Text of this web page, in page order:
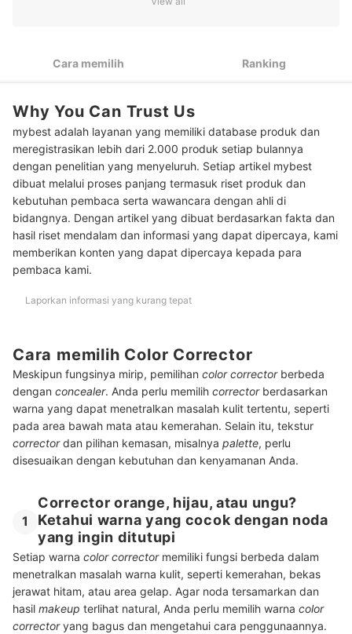
aplikasi; pertimbangkan tekstur cream atau stick jika mencari
Apa bedanya color corrector dan concealer?
Baca juga rekomendasi produk makeup untuk menyamarkan
masalah kulit lainnya di sini
Cara memilih Ranking
Why You Can Trust Us
mybest adalah layanan yang memiliki database produk dan
meregistrasikan lebih dari 2.000 produk setiap bulannya
dengan penelitian yang menyeluruh. Setiap artikel mybest
dibuat melalui proses panjang termasuk riset produk dan
kebutuhan pembaca serta wawancara dengan ahli di
bidangnya. Dengan artikel yang dibuat berdasarkan fakta dan
hasil riset mendalam dan informasi yang dapat dipercaya, kami
memberikan konten yang dapat dipercaya kepada para
pembaca kami.
Laporkan informasi yang kurang tepat
Cara memilih Color Corrector
Meskipun fungsinya mirip, pemilihan color correctorberbeda
dengan concealer. Anda perlu memilih correctorberdasarkan
warna yang dapat menetralkan masalah kulit tertentu, seperti
pada area bawah mata atau kemerahan. Selain itu, tekstur
correctordan pilihan kemasan, misalnya palette, perlu
disesuaikan dengan kebutuhan dan kenyamanan Anda.
1
Corrector orange, hijau, atau ungu?
Ketahui warna yang cocok dengan noda
yang ingin ditutupi
Setiap warna color correctormemiliki fungsi berbeda dalam
menetralkan masalah warna kulit, seperti kemerahan, bekas
jerawat hitam, atau area gelap. Agar noda tersamarkan dan
hasil makeup terlihat natural, Anda perlu memilih warna color
correctoryang bagus dan mengetahui cara penggunaannya.